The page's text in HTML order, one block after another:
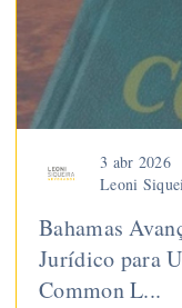
3 abr 2026
Leoni
Bahamas
Jurídico para
Common L...